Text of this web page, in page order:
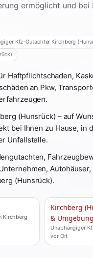
ermöglicht und bei
Kfz-Gutachter Kirchberg
Haftpflichtschaden,
an Pkw,
(Hunsrück) – auf
bei Ihnen zu Hause, in
Unfallstelle.
Autohäuser,
(Hunsrück).
Kirchberg
Kirchberg
& Umgebung
Unabhängiger
vor Ort